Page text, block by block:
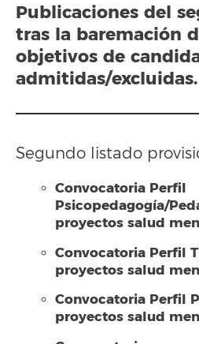
Publicaciones del
tras la baremación
objetivos de
admitidas/excluidas.
Segundo listado
Convocatoria Perfil
Psicopedagogía/
proyectos salud
Convocatoria Perfil
proyectos salud
Convocatoria Perfil
proyectos salud